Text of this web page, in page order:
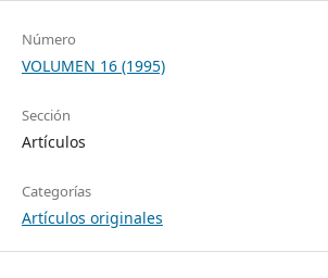
Número
VOLUMEN 16 (1995)
Sección
Artículos
Categorías
Artículos originales